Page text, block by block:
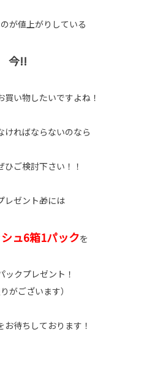
が値上がりしている
今!!
買い物したいですよね！
ければならないのなら
ひご検討下さい！！
レゼント🎁には
ュ6箱1パックを
ックプレゼント！
りがございます）
お待ちしております！